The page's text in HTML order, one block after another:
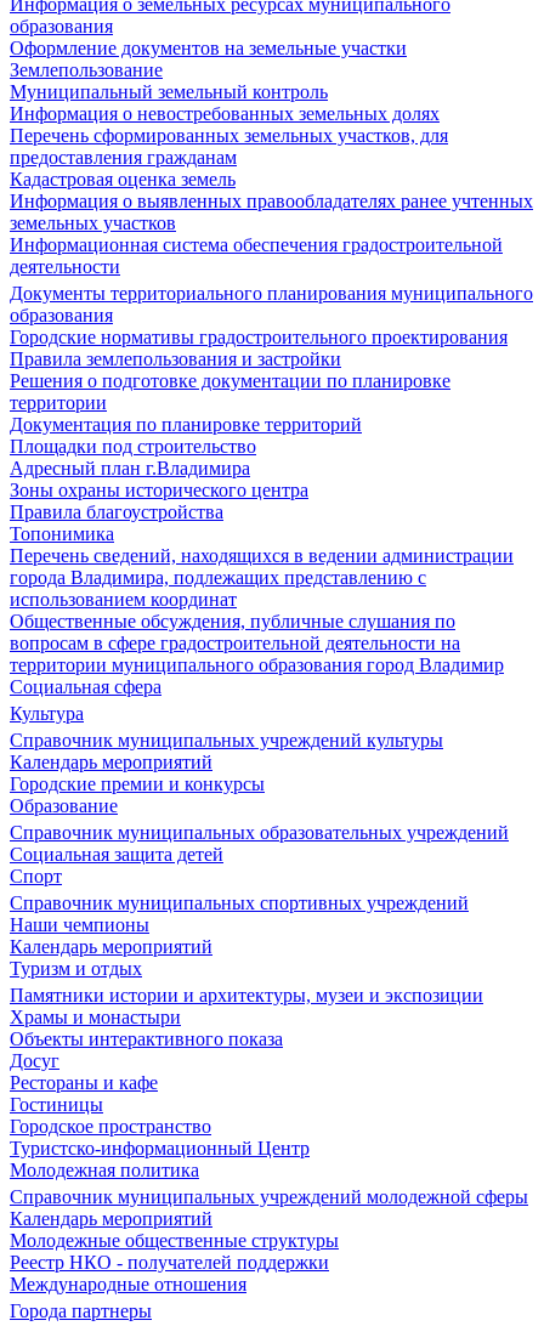
Информация о земельных ресурсах муниципального
образования
Оформление документов на земельные участки
Землепользование
Муниципальный земельный контроль
Информация о невостребованных земельных долях
Перечень сформированных земельных участков, для
предоставления гражданам
Кадастровая оценка земель
Информация о выявленных правообладателях ранее учтенных
земельных участков
Информационная система обеспечения градостроительной
деятельности
Документы территориального планирования муниципального
образования
Городские нормативы градостроительного проектирования
Правила землепользования и застройки
Решения о подготовке документации по планировке
территории
Документация по планировке территорий
Площадки под строительство
Адресный план г.Владимира
Зоны охраны исторического центра
Правила благоустройства
Топонимика
Перечень сведений, находящихся в ведении администрации
города Владимира, подлежащих представлению с
использованием координат
Общественные обсуждения, публичные слушания по
вопросам в сфере градостроительной деятельности на
территории муниципального образования город Владимир
Социальная сфера
Культура
Справочник муниципальных учреждений культуры
Календарь мероприятий
Городские премии и конкурсы
Образование
Справочник муниципальных образовательных учреждений
Социальная защита детей
Спорт
Справочник муниципальных спортивных учреждений
Наши чемпионы
Календарь мероприятий
Туризм и отдых
Памятники истории и архитектуры, музеи и экспозиции
Храмы и монастыри
Объекты интерактивного показа
Досуг
Рестораны и кафе
Гостиницы
Городское пространство
Туристско-информационный Центр
Молодежная политика
Справочник муниципальных учреждений молодежной сферы
Календарь мероприятий
Молодежные общественные структуры
Реестр НКО - получателей поддержки
Международные отношения
Города партнеры